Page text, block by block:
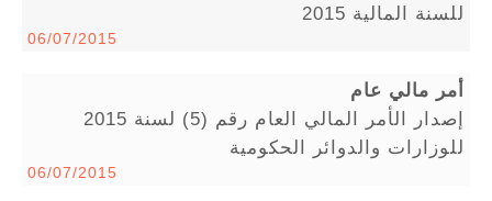
للسنة المالية 2015
06/07/2015
أمر مالي عام
إصدار الأمر المالي العام رقم (5) لسنة 2015
للوزارات والدوائر الحكومية
06/07/2015